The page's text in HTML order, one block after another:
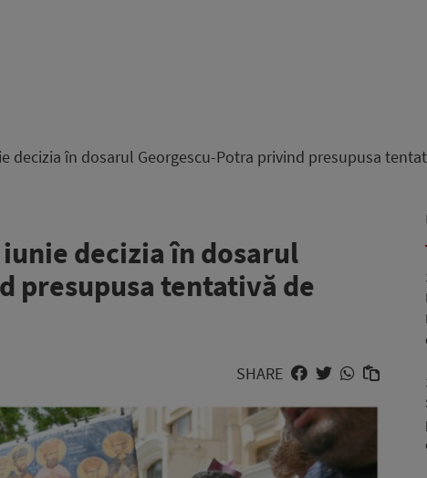
decizia în dosarul Georgescu-Potra privind presupusa
decizia în dosarul
presupusa tentativă de
SHARE